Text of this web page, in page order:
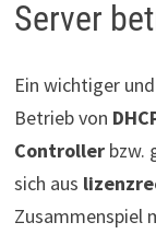
Server
Ein wichtiger
Betrieb von
Controllerbzw.
sich aus
Zusammenspiel